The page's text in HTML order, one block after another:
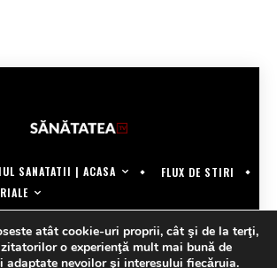
SANATATII | ACASA
FLUX DE STIRI
atât cookie-uri proprii, cât şi de la terţi,
o experienţă mult mai bună de
adaptate nevoilor şi interesului fiecăruia.